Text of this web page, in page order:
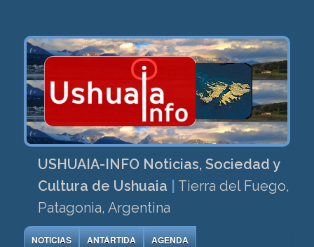
USHUAIA-INFO Noticias, Sociedad y
Cultura de Ushuaia
Tierra del Fuego,
Patagonia, Argentina
NOTICIAS ANTÁRTIDA AGENDA